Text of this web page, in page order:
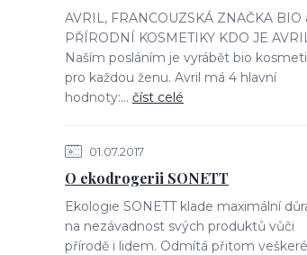
AVRIL, FRANCOUZSKÁ ZNAČKA BIO
PŘÍRODNÍ KOSMETIKY KDO JE
Naším posláním je vyrábět bio
pro každou ženu. Avril má 4 hlavní
hodnoty:... číst celé
01.07.2017
O ekodrogerii SONETT
Ekologie SONETT klade maximální
na nezávadnost svých produktů vůči
přírodě i lidem. Odmítá přitom veškeré